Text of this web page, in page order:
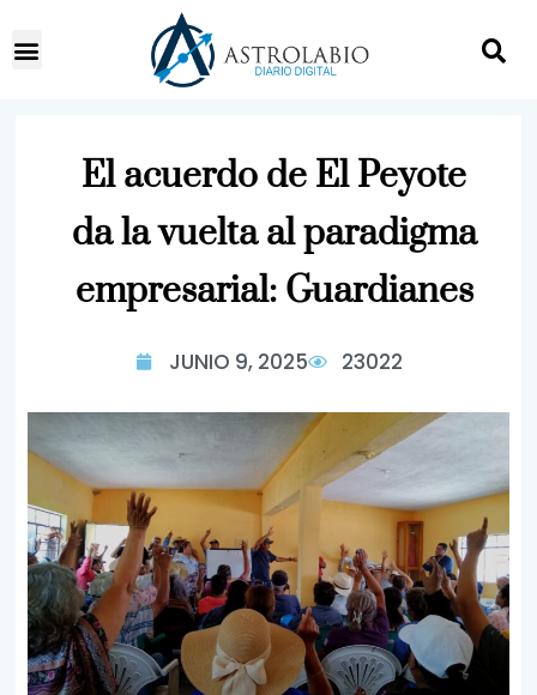
El acuerdo de El Peyote
da la vuelta al paradigma
empresarial: Guardianes
JUNIO 9, 2025 23022